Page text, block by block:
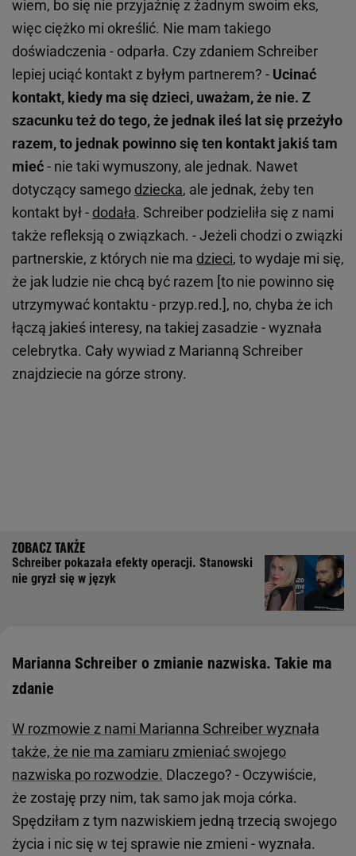
wiem, bo się nie przyjaźnię z żadnym swoim eks,
więc ciężko mi określić. Nie mam takiego
doświadczenia - odparła. Czy zdaniem Schreiber
lepiej uciąć kontakt z byłym partnerem? - Ucinać
kontakt, kiedy ma się dzieci, uważam, że nie. Z
szacunku też do tego, że jednak ileś lat się przeżyło
razem, to jednak powinno się ten kontakt jakiś tam
mieć- nie taki wymuszony, ale jednak. Nawet
dotyczący samego dziecka, ale jednak, żeby ten
kontakt był - dodała. Schreiber podzieliła się z nami
także refleksją o związkach. - Jeżeli chodzi o związki
partnerskie, z których nie ma dzieci, to wydaje mi się,
że jak ludzie nie chcą być razem [to nie powinno się
utrzymywać kontaktu - przyp.red.], no, chyba że ich
łączą jakieś interesy, na takiej zasadzie - wyznała
celebrytka. Cały wywiad z Marianną Schreiber
znajdziecie na górze strony.
Schreiber pokazała efekty operacji. Stanowski
nie gryzł się w język
Marianna Schreiber o zmianie nazwiska. Takie ma
zdanie
W rozmowie z nami Marianna Schreiber wyznała
także, że nie ma zamiaru zmieniać swojego
nazwiska po rozwodzie. Dlaczego? - Oczywiście,
że zostaję przy nim, tak samo jak moja córka.
Spędziłam z tym nazwiskiem jedną trzecią swojego
życia i nic się w tej sprawie nie zmieni - wyznała.